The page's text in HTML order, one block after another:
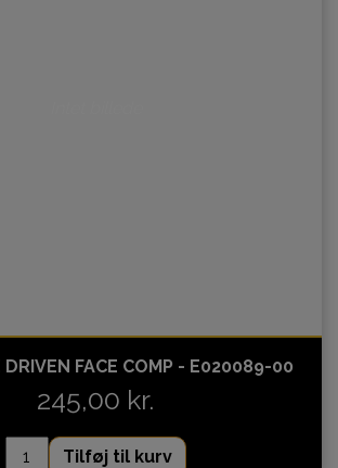
DRIVEN FACE COMP - E020089-00
245,00 kr.
Tilføj til kurv